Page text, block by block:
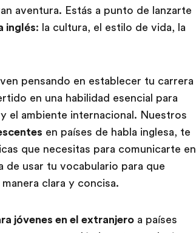
aventura. Estás a punto de lanzarte
inglés: la cultura, el estilo de vida, la
pensando en establecer tu carrera
en una habilidad esencial para
el ambiente internacional. Nuestros
en países de habla inglesa, te
que necesitas para comunicarte en
de usar tu vocabulario para que
clara y concisa.
jóvenes en el extranjeroa países